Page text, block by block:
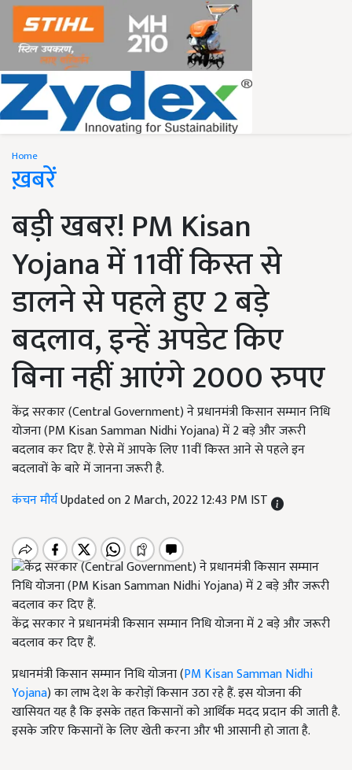
Home
ख़बरें
बड़ी खबर! PM Kisan
Yojana में 11वीं किस्त से
डालने से पहले हुए 2 बड़े
बदलाव, इन्हें अपडेट किए
बिना नहीं आएंगे 2000 रुपए
केंद्र सरकार (Central Government) ने प्रधानमंत्री किसान सम्मान निधि
योजना (PM Kisan Samman Nidhi Yojana) में 2 बड़े और जरूरी
बदलाव कर दिए हैं. ऐसे में आपके लिए 11वीं किस्त आने से पहले इन
बदलावों के बारे में जानना जरूरी है.
कंचन मौर्यUpdated on 2 March, 2022 12:43 PM IST
केंद्र सरकार ने प्रधानमंत्री किसान सम्मान निधि योजना में 2 बड़े और जरूरी
बदलाव कर दिए हैं.
प्रधानमंत्री किसान सम्मान निधि योजना (PM Kisan Samman Nidhi
Yojana) का लाभ देश के करोड़ों किसान उठा रहे हैं. इस योजना की
खासियत यह है कि इसके तहत किसानों को आर्थिक मदद प्रदान की जाती है.
इसके जरिए किसानों के लिए खेती करना और भी आसानी हो जाता है.